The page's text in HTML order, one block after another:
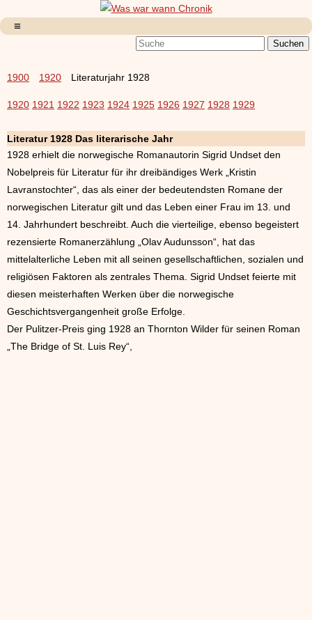
1900 1920 Literaturjahr 1928
1920 1921 1922 1923 1924 1925 1926 1927 1928 1929
Literatur 1928 Das literarische Jahr
1928 erhielt die norwegische Romanautorin Sigrid Undset den
Nobelpreis für Literatur für ihr dreibändiges Werk „Kristin
Lavranstochter“, das als einer der bedeutendsten Romane der
norwegischen Literatur gilt und das Leben einer Frau im 13. und
14. Jahrhundert beschreibt. Auch die vierteilige, ebenso begeistert
rezensierte Romanerzählung „Olav Audunsson“, hat das
mittelalterliche Leben mit all seinen gesellschaftlichen, sozialen und
religiösen Faktoren als zentrales Thema. Sigrid Undset feierte mit
diesen meisterhaften Werken über die norwegische
Geschichtsvergangenheit große Erfolge.
Der Pulitzer-Preis ging 1928 an Thornton Wilder für seinen Roman
„The Bridge of St. Luis Rey“,